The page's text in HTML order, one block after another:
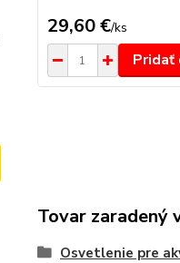
29,60 €/ks
Pridať
Tovar zaradený
Osvetlenie pre